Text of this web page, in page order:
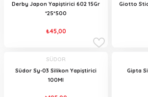
Derby Japon Yapiştirici 602 15Gr
*25*500
₺45,00
Giotto
SÜDOR
Südor Sy-03 Silikon Yapiştirici
100Ml
Gipta